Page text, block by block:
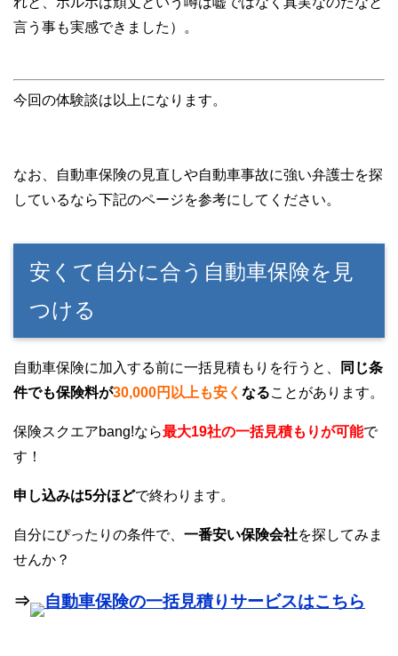
言う事も実感できました）。
今回の体験談は以上になります。
なお、自動車保険の見直しや自動車事故に強い弁護士を探
しているなら下記のページを参考にしてください。
安くて自分に合う自動車保険を見
つける
自動車保険に加入する前に一括見積もりを行うと、
同じ条
件でも保険料が30,000円以上も安く なることがあります。
保険スクエアbang!なら最大19社の一括見積もりが可能で
す！
申し込みは5分ほどで終わります。
自分にぴったりの条件で、 一番安い保険会社を探してみま
せんか？
⇒ 自動車保険の一括見積りサービスはこちら